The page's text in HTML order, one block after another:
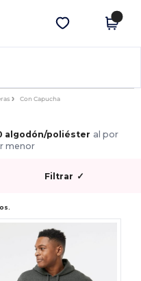
Descargar app
Con Capucha
algodón/poliéster al por
menor
Filtrar ✓